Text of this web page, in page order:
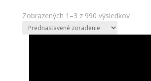
Zobrazených 1–3 z 990 výsledkov